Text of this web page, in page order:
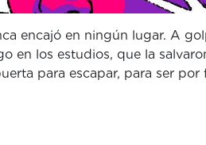
encajó en ningún lugar. A
en los estudios, que la
para escapar, para ser por